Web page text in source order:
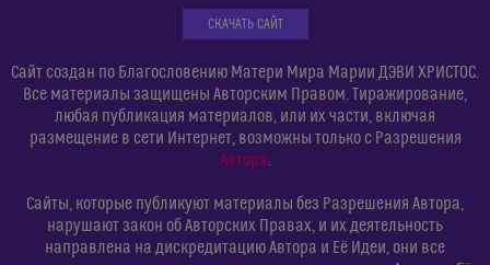
СКАЧАТЬ САЙТ
Сайт создан по Благословению Матери Мира Марии ДЭВИ ХРИСТОС.
Все материалы защищены Авторским Правом. Тиражирование,
любая публикация материалов, или их части, включая
размещение в сети Интернет, возможны только с Разрешения
Автора.
Сайты, которые публикуют материалы без Разрешения Автора,
нарушают закон об Авторских Правах, и их деятельность
направлена на дискредитацию Автора и Её Идеи, они все